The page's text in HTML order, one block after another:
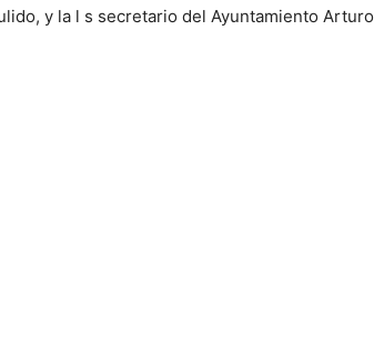
y la l s secretario del Ayuntamiento Arturo